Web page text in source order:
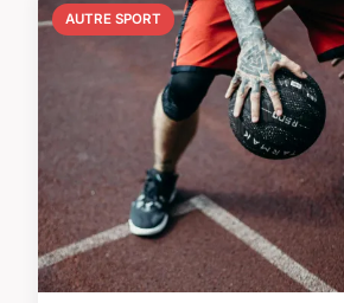
AUTRE SPORT